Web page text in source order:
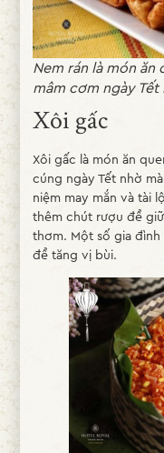
Nem rán là món
mâm cơm ngày Tết
Xôi gấc
Xôi gấc là món ăn
cúng ngày Tết nhờ
niệm may mắn và tài
thêm chút rượu để
thơm. Một số gia
để tăng vị bùi.